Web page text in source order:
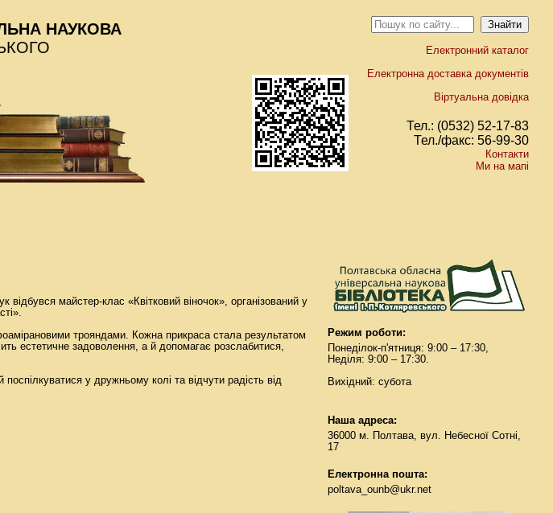
НАУКОВА
Електронний каталог
Електронна доставка документів
Віртуальна довідка
Тел.: (0532) 52-17-83
Тел./факс: 56-99-30
Контакти
Ми на мапі
відбувся майстер-клас «Квітковий віночок», організований у
трояндами. Кожна прикраса стала результатом
естетичне задоволення, а й допомагає розслабитися,
у дружньому колі та відчути радість від
Режим роботи:
Понеділок-п'ятниця: 9:00 – 17:30,
Неділя: 9:00 – 17:30.
Вихідний: субота
Наша адреса:
36000 м. Полтава, вул. Небесної Сотні,
17
Електронна пошта:
poltava_ounb@ukr.net